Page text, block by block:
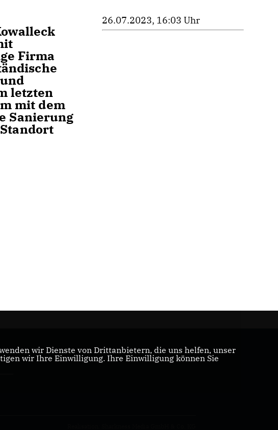
Firma
letzten
mit dem
Sanierung
26.07.2023, 16:03 Uhr
wir Dienste von Drittanbietern, die uns helfen, unser
wir Ihre Einwilligung. Ihre Einwilligung können Sie